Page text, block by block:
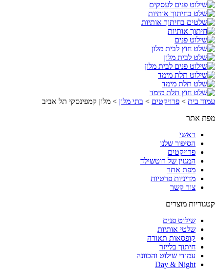
עמוד בית > פרויקטים > בתי מלון > מלון קמפינסקי תל אביב
מפת אתר
ראשי
הסיפור שלנו
פרויקטים
המגזין של רוטשילד
מפת אתר
מדיניות פרטיות
צור קשר
קטגוריות מוצרים
שילוט פנים
שלטי אותיות
קופסאות תאורה
חיתוך בלייזר
עמודי שילוט והכוונה
Day & Night